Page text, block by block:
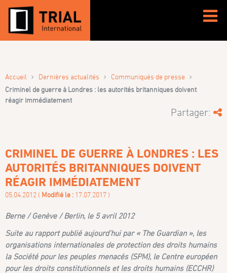
Accueil › Dernières actualités › Communiqués de presse ›
Criminel de guerre à Londres : les autorités britanniques doivent
réagir immédiatement
Partager:
CRIMINEL DE GUERRE À LONDRES : LES
AUTORITÉS BRITANNIQUES DOIVENT
RÉAGIR IMMÉDIATEMENT
05.04.2012 ( Modifié le : 17.07.2017 )
Berne / Genève / Berlin, le 5 avril 2012
Suite au rapport publié aujourd’hui par « The Guardian », les
organisations internationales de protection des droits humains
la Société pour les peuples menacés (SPM), le Centre européen
pour les droits constitutionnels et les droits humains (ECCHR)